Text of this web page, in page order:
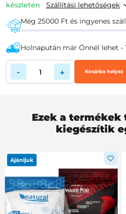
készleten
Szállítási lehetőségek
Még 25000 Ft és ingyenes
Holnapután már Önnél lehet -
- + Kosárba helyez
Ezek a termékek
kiegészítik
Ajánljuk